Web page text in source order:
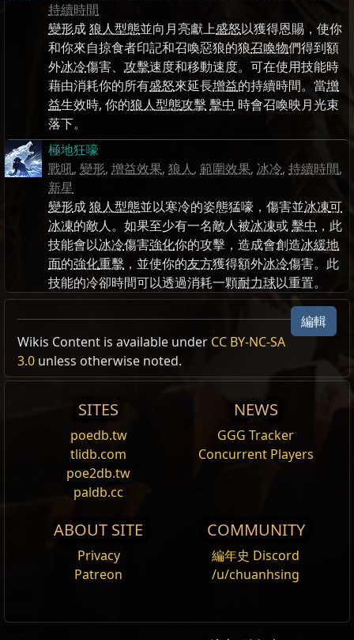
持續時間
變形成狼人型態並向月亮獻上盛怒以獲得恩賜，使你
和你來自掠食者印記和召喚惡狼的狼召喚物們得到額
外冰冷傷害、 攻擊速度和移動速度。可在使用技能時
藉由消耗你的所有盛怒來延長增益的持續時間。當增
益生效時, 你的狼人型態攻擊擊中 時會召喚映月光束
落下。
極地狂嚎
戰吼, 變形, 增益效果, 狼人, 範圍效果, 冰冷, 持續時間,
新星
變形成狼人型態並以寒冷的姿態猛嚎，傷害並冰凍可
冰凍的敵人。如果至少有一名敵人被冰凍或擊中 ，此
技能會以冰冷傷害強化你的攻擊，造成會創造冰緩地
面的強化重擊 ，並使你的友方獲得額外冰冷傷害。此
技能的冷卻時間可以透過消耗一顆耐力球以重置。
狼人型態
變形成狼人型態，並從冰冷的月光中汲取力量，引領你
當你處於狼人型態時，你會在移動後的短時間內改為四足
奔跑， 在未衝刺的狀態下增加 30% 移動速度。
猛撲
,
印記,持續時間,快行
變形 成 狼人型態並跳躍至目標地點，對著地範圍內的
敵人造成傷害。被
稀有度最高的敵人會觸發
者印記，或是
任何此技能插槽中的印記技能。使
裂碎
編輯
Wikis Content is available under CC BY-NC-SA
3.0 unless otherwise noted.
SITES
poedb.tw
tlidb.com
poe2db.tw
paldb.cc
NEWS
GGG Tracker
Concurrent Players
ABOUT SITE
Privacy
Patreon
COMMUNITY
編年史 Discord
/u/chuanhsing